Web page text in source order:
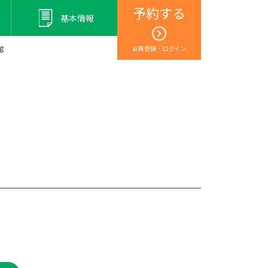
予約する
会員登録・ログイン
基本情報